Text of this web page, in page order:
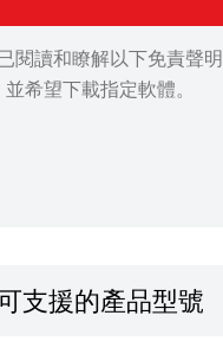
閱讀和瞭解以下免責聲明
並希望下載指定軟體。
支援的產品型號